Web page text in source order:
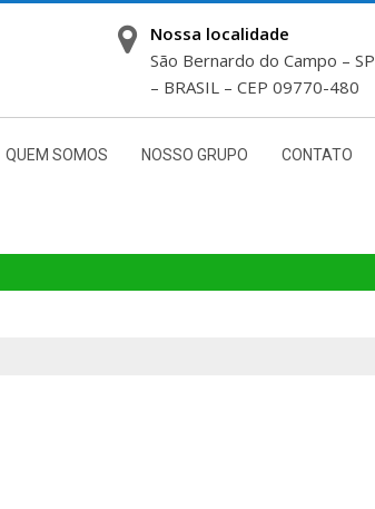
Nossa localidade
São Bernardo do Campo – SP
– BRASIL – CEP 09770-480
QUEM SOMOS NOSSO GRUPO CONTATO